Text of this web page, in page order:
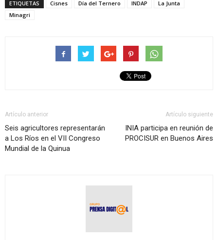
ETIQUETAS Cisnes Día del Ternero INDAP
La Junta
Minagri
Artículo anterior
Seis agricultores representarán
a Los Ríos en el VII Congreso
Mundial de la Quinua
Artículo siguiente
INIA participa en reunión de
PROCISUR en Buenos Aires